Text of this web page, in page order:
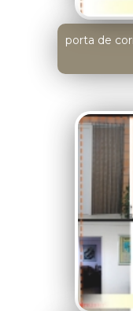
porta de